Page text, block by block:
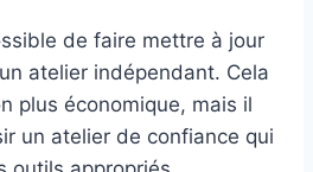
de faire mettre à jour
atelier indépendant. Cela
plus économique, mais il
un atelier de confiance qui